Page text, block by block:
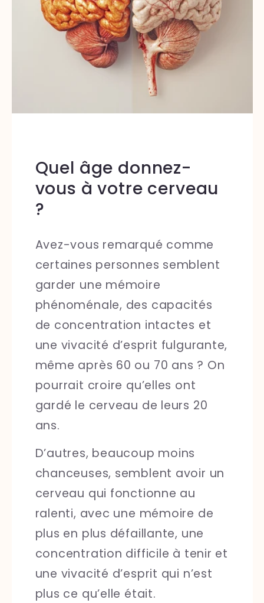
Quel âge donnez-
vous à votre cerveau
?
Avez-vous remarqué comme
certaines personnes semblent
garder une mémoire
phénoménale, des capacités
de concentration intactes et
une vivacité d’esprit fulgurante,
même après 60 ou 70 ans ? On
pourrait croire qu’elles ont
gardé le cerveau de leurs 20
ans.
D’autres, beaucoup moins
chanceuses, semblent avoir un
cerveau qui fonctionne au
ralenti, avec une mémoire de
plus en plus défaillante, une
concentration difficile à tenir et
une vivacité d’esprit qui n’est
plus ce qu’elle était.